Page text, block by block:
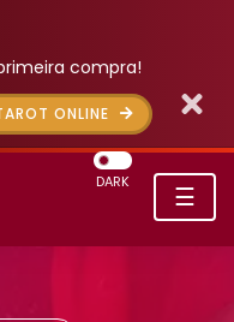
compra!
ONLINE
☰
DARK